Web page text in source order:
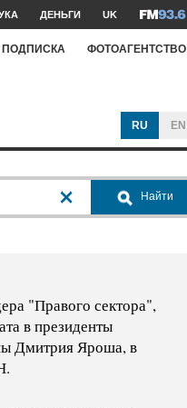
ДЕНЬГИ UK
ПОДПИСКА ФОТОАГЕНТСТВО
RU EN
Найти
"Правого сектора",
в президенты
Дмитрия Яроша, в